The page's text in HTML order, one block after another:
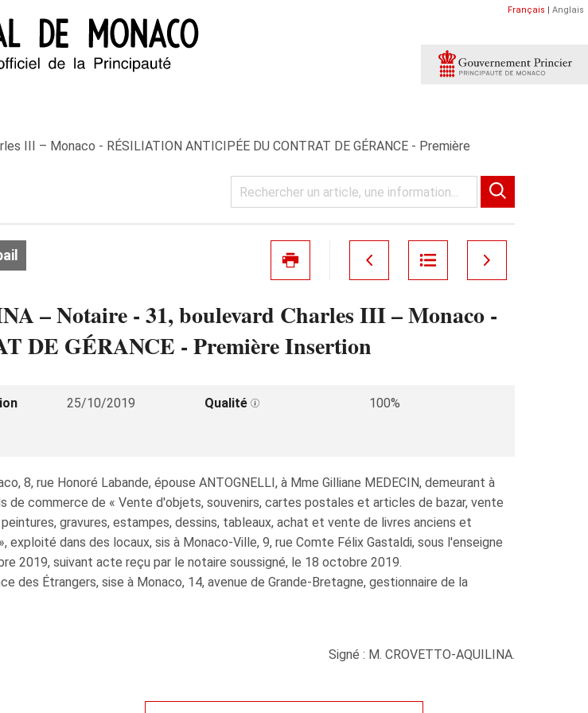
Français | Anglais
III – Monaco - RÉSILIATION ANTICIPÉE DU CONTRAT DE GÉRANCE - Première
– Notaire - 31, boulevard Charles III – Monaco -
DE GÉRANCE - Première Insertion
25/10/2019 Qualité
100%
8, rue Honoré Labande, épouse ANTOGNELLI, à Mme Gilliane MEDECIN, demeurant à
de commerce de « Vente d'objets, souvenirs, cartes postales et articles de bazar, vente
gravures, estampes, dessins, tableaux, achat et vente de livres anciens et
dans des locaux, sis à Monaco-Ville, 9, rue Comte Félix Gastaldi, sous l'enseigne
2019, suivant acte reçu par le notaire soussigné, le 18 octobre 2019.
des Étrangers, sise à Monaco, 14, avenue de Grande-Bretagne, gestionnaire de la
Signé : M. CROVETTO-AQUILINA.